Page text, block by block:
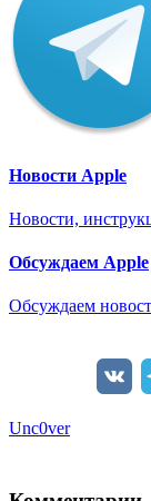
Новости Apple
Новости,
Обсуждаем Apple
Обсуждаем
Unc0ver